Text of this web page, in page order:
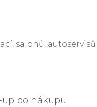
salonů, autoservisů
up po nákupu